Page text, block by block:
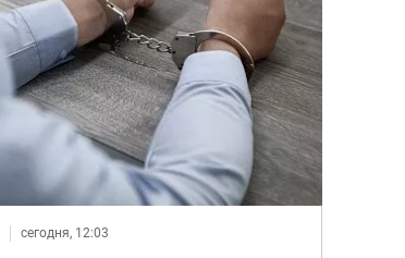
сегодня, 12:03